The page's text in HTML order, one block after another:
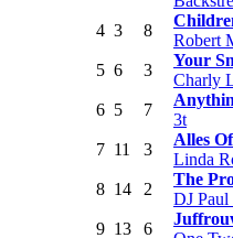
4 3 8
Robert
5 6 3
Your
Charly
6 5 7
3t
7 11 3
Alles
Linda
8 14 2
The
DJ Paul
9 13 6